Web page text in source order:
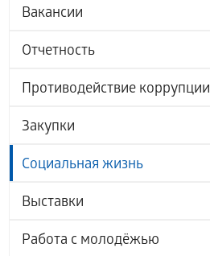
Вакансии
Отчетность
Противодействие коррупции
Закупки
Социальная жизнь
Выставки
Работа с молодёжью